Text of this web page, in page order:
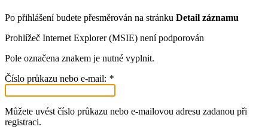
Po přihlášení budete přesměrován na stránku Detail záznamu
Prohlížeč Internet Explorer (MSIE) není podporován
Pole označena znakem je nutné vyplnit.
Číslo průkazu nebo e-mail: *
Můžete uvést číslo průkazu nebo e-mailovou adresu zadanou při
registraci.